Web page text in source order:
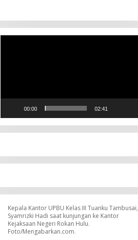
00:00 02:41
Kepala Kantor UPBU Kelas III Tuanku Tambusai,
Syamrizki Hadi saat kunjungan ke Kantor
Kejaksaan Negeri Rokan Hulu.
Foto/Mengabarkan.com.